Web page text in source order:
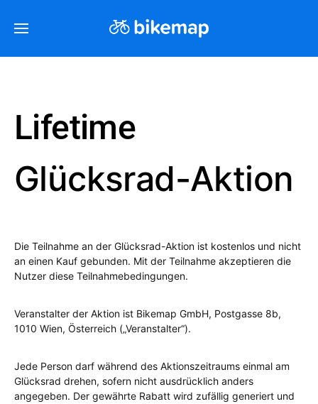
Lifetime
Glücksrad-Aktion
Die Teilnahme an der Glücksrad-Aktion ist kostenlos und nicht
an einen Kauf gebunden. Mit der Teilnahme akzeptieren die
Nutzer diese Teilnahmebedingungen.
Veranstalter der Aktion ist Bikemap GmbH, Postgasse 8b,
1010 Wien, Österreich („Veranstalter“).
Jede Person darf während des Aktionszeitraums einmal am
Glücksrad drehen, sofern nicht ausdrücklich anders
angegeben. Der gewährte Rabatt wird zufällig generiert und